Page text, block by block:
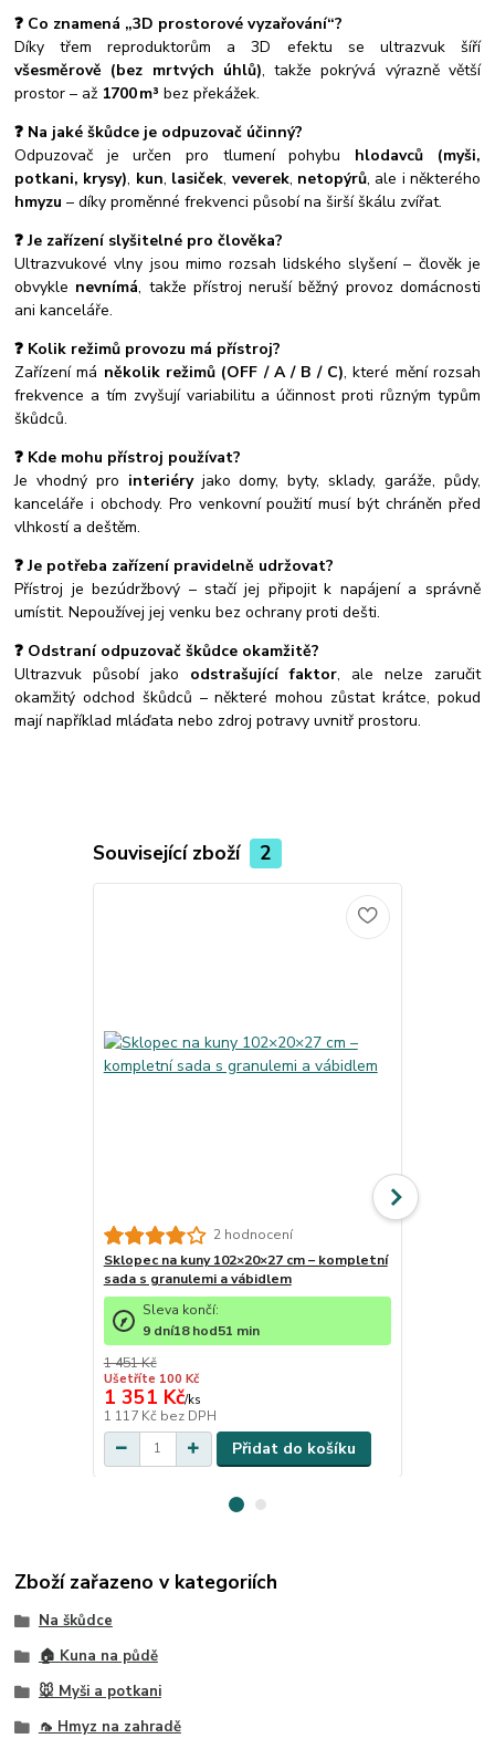
❓ Co znamená „3D prostorové vyzařování“?
Díky třem reproduktorům a 3D efektu se ultrazvuk šíří
všesměrově (bez mrtvých úhlů), takže pokrývá výrazně větší
prostor – až 1700 m³ bez překážek.
❓ Na jaké škůdce je odpuzovač účinný?
Odpuzovač je určen pro tlumení pohybu hlodavců (myši,
potkani, krysy), kun, lasiček, veverek, netopýrů, ale i některého
hmyzu – díky proměnné frekvenci působí na širší škálu zvířat.
❓ Je zařízení slyšitelné pro člověka?
Ultrazvukové vlny jsou mimo rozsah lidského slyšení – člověk je
obvykle nevnímá, takže přístroj neruší běžný provoz domácnosti
ani kanceláře.
❓ Kolik režimů provozu má přístroj?
Zařízení má několik režimů (OFF / A / B / C), které mění rozsah
frekvence a tím zvyšují variabilitu a účinnost proti různým typům
škůdců.
❓ Kde mohu přístroj používat?
Je vhodný pro interiéryjako domy, byty, sklady, garáže, půdy,
kanceláře i obchody. Pro venkovní použití musí být chráněn před
vlhkostí a deštěm.
❓ Je potřeba zařízení pravidelně udržovat?
Přístroj je bezúdržbový – stačí jej připojit k napájení a správně
umístit. Nepoužívej jej venku bez ochrany proti dešti.
❓ Odstraní odpuzovač škůdce okamžitě?
Ultrazvuk působí jako odstrašující faktor, ale nelze zaručit
okamžitý odchod škůdců – některé mohou zůstat krátce, pokud
mají například mláďata nebo zdroj potravy uvnitř prostoru.
Související zboží 2
2 hodnocení
Sklopec na kuny 102×20×27 cm – kompletní
sada s granulemi a vábidlem
1 451 Kč
Ušetříte 100 Kč
1 351 Kč/ks
1 117 Kč bez DPH
Sleva končí:
9 dní18hod51 min
Přidat do košíku
Zboží zařazeno v kategoriích
Na škůdce
🏠 Kuna na půdě
🐭 Myši a potkani
🦟 Hmyz na zahradě